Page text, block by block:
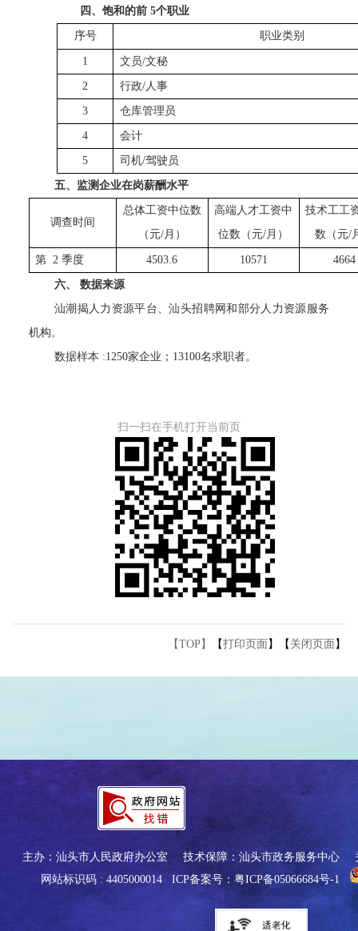
四、饱和的前5个职业
序号 职业类别
1 文员/文秘
2 行政/人事
3 仓库管理员
4 会计
5 司机/驾驶员
五、监测企业在岗薪酬水平
调查时间
总体工资中位数
（元/月）
高端人才工资中
位数（元/月）
技术工工
数（元/
第 2季度 4503.6 10571 4664
六、数据来源
汕潮揭人力资源平台、汕头招聘网和部分人力资源服务
机构。
数据样本 :1250家企业；13100名求职者。
扫一扫在手机打开当前页
【TOP】 【打印页面 】【 关闭页面 】
主办：汕头市人民政府办公室 技术保障：汕头市政务服务中心
网站标识码 : 4405000014 ICP备案号：粤ICP备05066684号-1